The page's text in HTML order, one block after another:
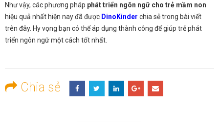
Như vậy, các phương pháp phát triển ngôn ngữ cho trẻ mầm non
hiệu quả nhất hiện nay đã được DinoKinder chia sẻ trong bài viết
trên đây. Hy vọng bạn có thể áp dụng thành công để giúp trẻ phát
triển ngôn ngữ một cách tốt nhất.
Chia sẻ